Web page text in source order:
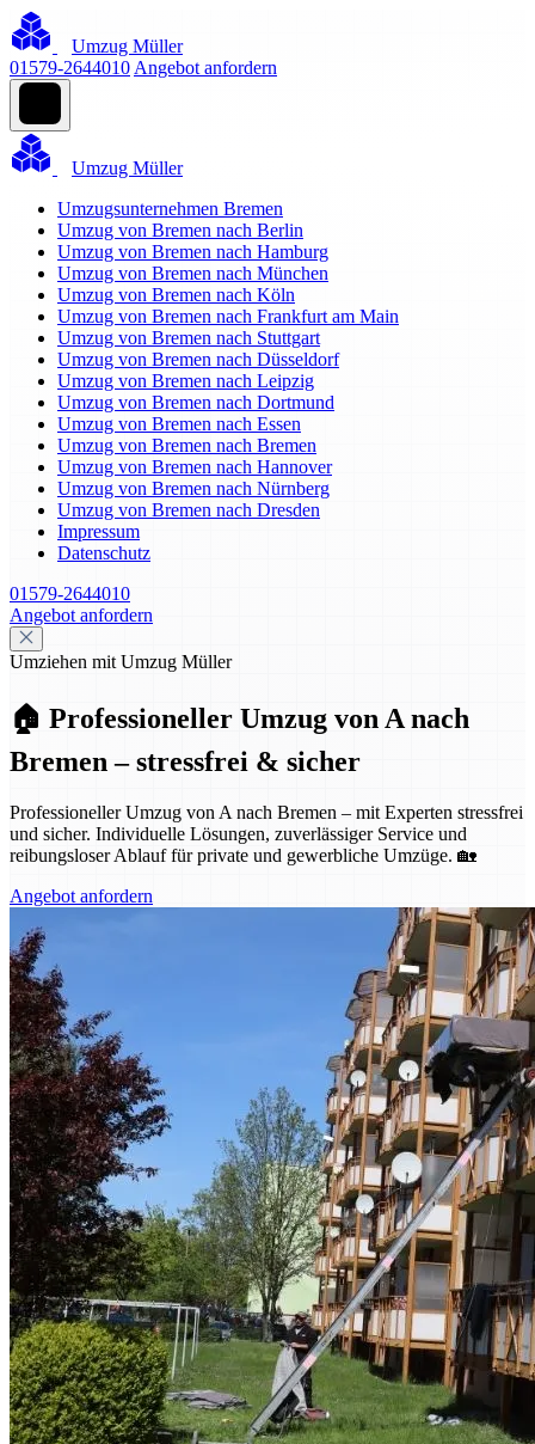
Umzug Müller
01579-2644010 Angebot anfordern
Umzug Müller
Umzugsunternehmen Bremen
Umzug von Bremen nach Berlin
Umzug von Bremen nach Hamburg
Umzug von Bremen nach München
Umzug von Bremen nach Köln
Umzug von Bremen nach Frankfurt am Main
Umzug von Bremen nach Stuttgart
Umzug von Bremen nach Düsseldorf
Umzug von Bremen nach Leipzig
Umzug von Bremen nach Dortmund
Umzug von Bremen nach Essen
Umzug von Bremen nach Bremen
Umzug von Bremen nach Hannover
Umzug von Bremen nach Nürnberg
Umzug von Bremen nach Dresden
Impressum
Datenschutz
01579-2644010
Angebot anfordern
Umziehen mit Umzug Müller
🏠 Professioneller Umzug von A nach
Bremen – stressfrei & sicher
Professioneller Umzug von A nach Bremen – mit Experten stressfrei
und sicher. Individuelle Lösungen, zuverlässiger Service und
reibungsloser Ablauf für private und gewerbliche Umzüge. 🏡
Angebot anfordern